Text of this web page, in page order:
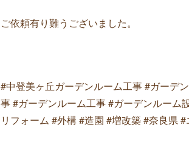
ご依頼有り難うございました。
#中登美ヶ丘ガーデンルーム工事 #ガーデ
事 #ガーデンルーム工事 #ガーデンルーム
リフォーム #外構 #造園 #増改築 #奈良県